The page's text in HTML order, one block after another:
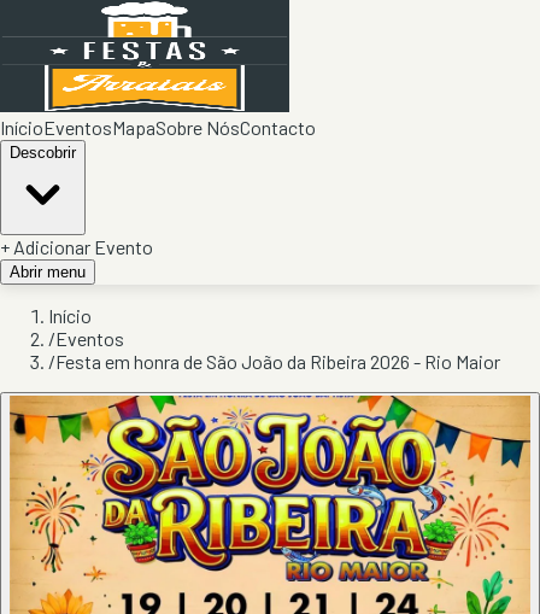
InícioEventosMapaSobre NósContacto
Descobrir
+ Adicionar Evento
Abrir menu
Início
/Eventos
/Festa em honra de São João da Ribeira 2026 - Rio Maior